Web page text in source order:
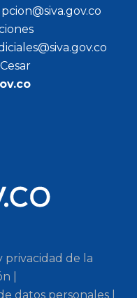
privacidad de la
|
datos personales |